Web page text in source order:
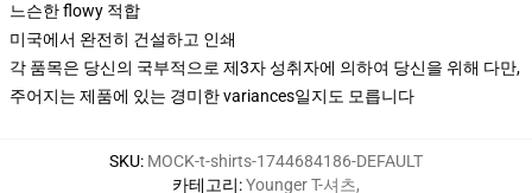
느슨한 flowy 적합
미국에서 완전히 건설하고 인쇄
각 품목은 당신의 국부적으로 제3자 성취자에 의하여 당신을 위해 다만,
주어지는 제품에 있는 경미한 variances일지도 모릅니다
SKU: MOCK-t-shirts-1744684186-DEFAULT
카테고리:Younger T-셔츠,